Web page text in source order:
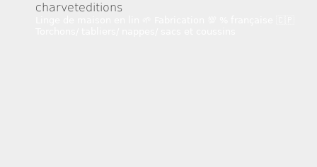
charveteditions